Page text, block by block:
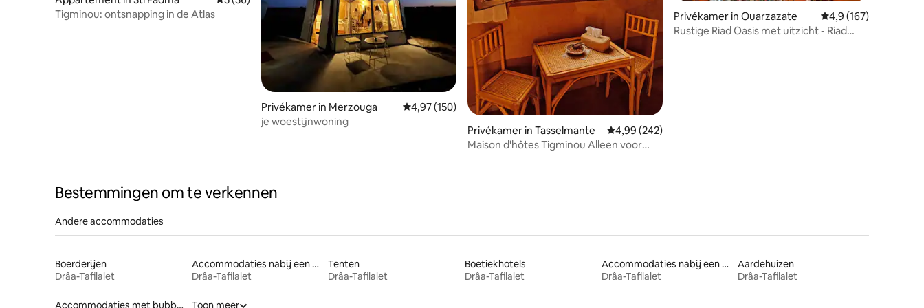
Tigminou: ontsnapping in de Atlas
Privékamer in Merzouga Gemiddelde beoordeling van 4,97 uit 5, 150 recensies
4,97 (150)
je woestijnwoning
Privékamer in Tasselmante Gemiddelde beoordeling van 4,99 uit 5, 242 recensies
4,99 (242)
Maison d'hôtes Tigminou Alleen voor
Privékamer in Ouarzazate Gemiddelde
4,9 (167)
Rustige Riad Oasis met uitzicht - Riad
Bestemmingen om te verkennen
Andere accommodaties
Boerderijen
Drâa-Tafilalet
Accommodaties nabij een strand
Drâa-Tafilalet
Tenten
Drâa-Tafilalet
Boetiekhotels
Drâa-Tafilalet
Accommodaties nabij een meer
Drâa-Tafilalet
Aardehuizen
Drâa-Tafilalet
Accommodaties met bubbelbad Toon meer